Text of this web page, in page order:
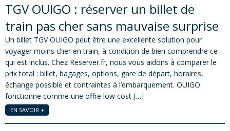
TGV OUIGO : réserver un billet de
train pas cher sans mauvaise surprise
Un billet TGV OUIGO peut être une excellente solution pour
voyager moins cher en train, à condition de bien comprendre ce
qui est inclus. Chez Reserver.fr, nous vous aidons à comparer le
prix total : billet, bagages, options, gare de départ, horaires,
échange possible et contraintes à l’embarquement. OUIGO
fonctionne comme une offre low cost […]
EN SAVOIR +